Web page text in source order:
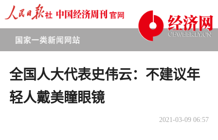
全国人大代表史伟云：不建议年
轻人戴美瞳眼镜
2021-03-09 06:57